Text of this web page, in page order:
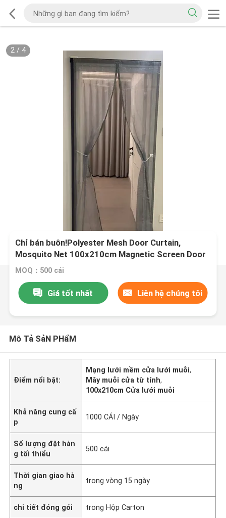
2/ 4
Chỉ bán buôn!Polyester Mesh Door Curtain,
Mosquito Net 100x210cm Magnetic Screen Door
Soft Mesh Door
MOQ：500 cái
Giá tốt nhất Liên hệ chúng tôi
Mô Tả SảN PHẩM
Điểm nổi bật:
Mạng lưới mềm cửa lưới muỗi,
Mây muỗi cửa từ tính,
100x210cm Cửa lưới muỗi
Khả năng cung cấ
p
1000 CÁI / Ngày
Số lượng đặt hàn
g tối thiểu
500 cái
Thời gian giao hà
ng
trong vòng 15 ngày
chi tiết đóng gói trong Hộp Carton